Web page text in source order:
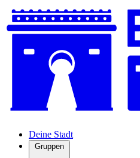
Deine Stadt
Gruppen